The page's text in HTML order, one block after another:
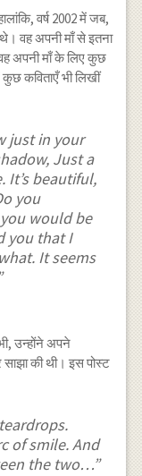
वर्ष 2002 में जब,
वह अपनी माँ से इतना
अपनी माँ के लिए कुछ
कविताएँ भी लिखीं
just in your
Just a
It’s beautiful,
you
would be
you that I
It seems
उन्होंने अपने
की थी। इस पोस्ट
of smile. And
the two…”